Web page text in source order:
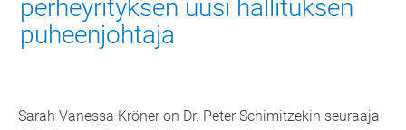
perheyrityksen uusi hallituksen
puheenjohtaja
Sarah Vanessa Kröner on Dr. Peter Schimitzekin seuraaja